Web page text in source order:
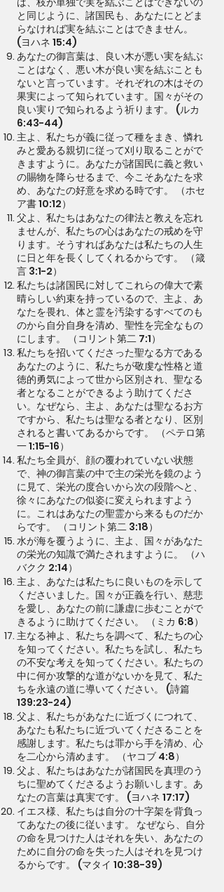
と同じように、諸国民も、あなたにとどま
らなければ実を結ぶことはできません。
(ヨハネ 15:4)
あなたの御言葉は、良い木が悪い実を結ぶ
ことはなく、悪い木が良い実を結ぶことも
ないと言っています。それぞれの木はその
果実によって知られています。国々がその
良い実りで知られるよう祈ります。 (ルカ
6:43-44)
主よ、私たちが義に従って種をまき、憐れ
みと愛ある親切に従って刈り取ることがで
きますように。あなたが諸国民に義と救い
の賜物を降らせるまで、今こそあなたを求
め、あなたの好意を求める時です。 （ホセ
ア書 10:12）
父よ、私たちはあなたの律法と教えを忘れ
ませんが、私たちの心はあなたの戒めを守
ります。そうすればあなたは私たちの人生
に日と年を長くしてくれるからです。 （箴
言 3:1-2）
私たちは諸国民に対してこれらの偉大で素
晴らしい約束を持っているので、主よ、あ
なたを畏れ、体と霊を汚染するすべてのも
のから自分自身を清め、聖性を完全なもの
にします。 （コリント第二 7:1）
私たちを招いてくださった聖なる方である
あなたのように、私たちが敬虔な性格と道
徳的勇気によって世から区別され、聖なる
者となることができるよう助けてくださ
い。なぜなら、主よ、あなたは聖なるお方
ですから、私たちは聖なる者となり、区別
されると書いてあるからです。 （ペテロ第
一 1:15-16）
私たち全員が、顔の覆われていない状態
で、神の御言葉の中で主の栄光を鏡のよう
に見て、栄光の度合いから次の段階へと、
徐々にあなたの似姿に変えられますよう
に。これはあなたの聖霊から来るものだか
らです。 （コリント第二 3:18）
水が海を覆うように、主よ、国々があなた
の栄光の知識で満たされますように。 （ハ
バクク 2:14）
主よ、あなたは私たちに良いものを示して
くださいました。国々が正義を行い、慈悲
を愛し、あなたの前に謙虚に歩むことがで
きるように助けてください。 （ミカ 6:8）
主なる神よ、私たちを調べて、私たちの心
を知ってください。私たちを試し、私たち
の不安な考えを知ってください。私たちの
中に何か攻撃的な道がないかを見て、私た
ちを永遠の道に導いてください。 (詩篇
139:23-24)
父よ、私たちがあなたに近づくにつれて、
あなたも私たちに近づいてくださることを
感謝します。私たちは罪から手を清め、心
を二心から清めます。 （ヤコブ 4:8）
父よ、私たちはあなたが諸国民を真理のう
ちに聖めてくださるようお願いします。あ
なたの言葉は真実です。 (ヨハネ 17:17)
イエス様、私たちは自分の十字架を背負っ
てあなたの後に従います。 なぜなら、自分
の命を見つけた人はそれを失い、あなたの
ために自分の命を失った人はそれを見つけ
るからです。 (マタイ 10:38-39)